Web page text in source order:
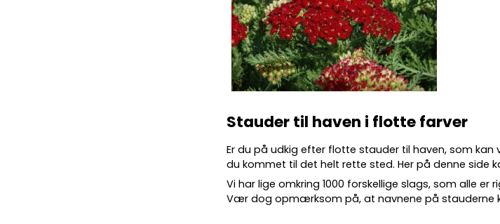
Stauder til haven i flotte farver
Er du på udkig efter flottestauder til haven, som kan
du kommet til det helt rette sted. Her på denne side
Vi har lige omkring 1000 forskellige slags, som alle er
Vær dog opmærksom på, at navnene på stauderne